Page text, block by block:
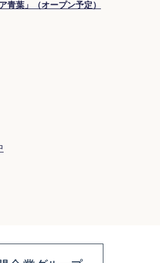
青葉」（オープン予定）